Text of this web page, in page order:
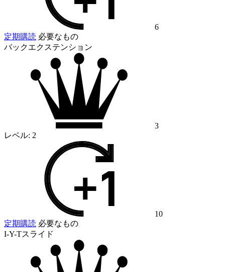
6
定期購読 必要なもの
バックエクステンション
3
レベル: 2
10
定期購読 必要なもの
I-Y-Tスライド